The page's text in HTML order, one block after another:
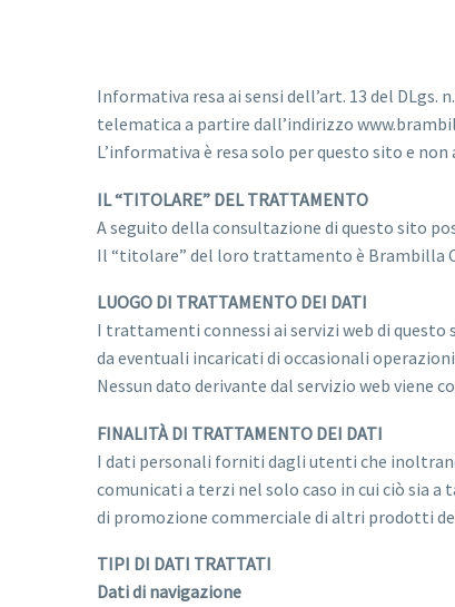
Informativa resa ai sensi dell’art. 13 del
telematica a partire dall’indirizzo
L’informativa è resa solo per questo sito e
IL “TITOLARE” DEL TRATTAMENTO
A seguito della consultazione di questo sito
Il “titolare” del loro trattamento è Brambilla
LUOGO DI TRATTAMENTO DEI DATI
I trattamenti connessi ai servizi web di
da eventuali incaricati di occasionali
Nessun dato derivante dal servizio web viene
FINALITÀ DI TRATTAMENTO DEI DATI
I dati personali forniti dagli utenti che
comunicati a terzi nel solo caso in cui ciò sia
di promozione commerciale di altri prodotti
TIPI DI DATI TRATTATI
Dati di navigazione